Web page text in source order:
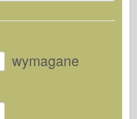
wymagane